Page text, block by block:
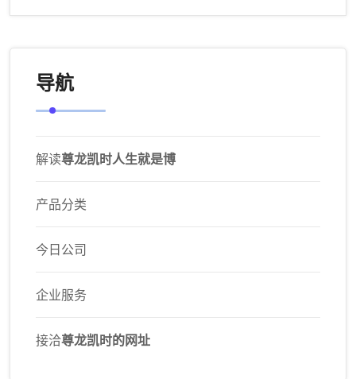
导航
解读尊龙凯时人生就是博
产品分类
今日公司
企业服务
接洽尊龙凯时的网址